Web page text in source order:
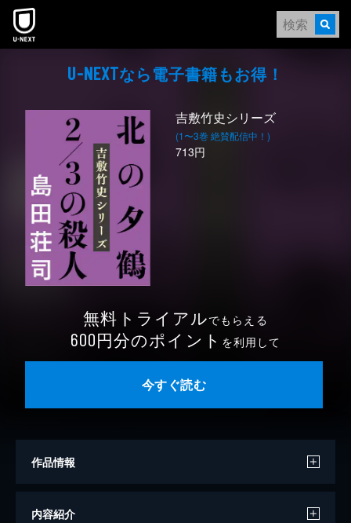
本文へスキップ
U-NEXTなら電⼦書籍もお得！
吉敷竹史シリーズ
(1〜3巻 絶賛配信中！)
713円
無料トライアルでもらえる
600円分のポイント を利用して
今すぐ読む
作品情報
著者
内容紹介